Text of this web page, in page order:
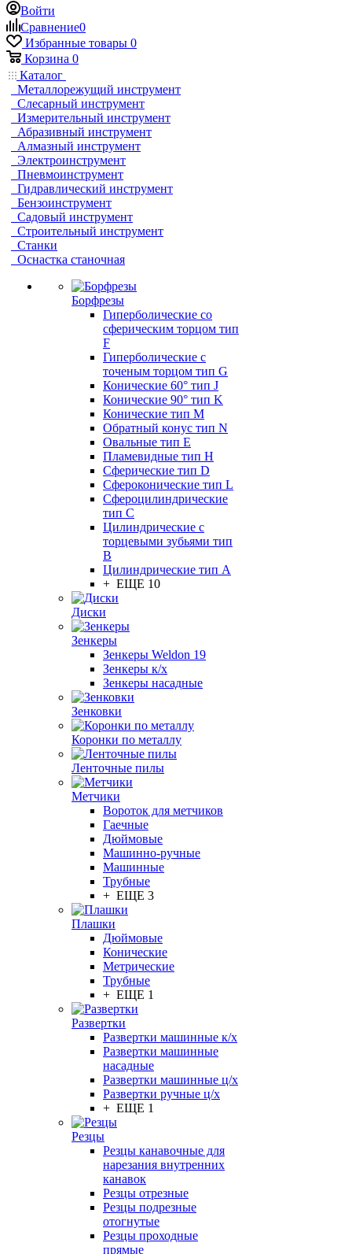
Войти
Сравнение0
Избранные товары 0
Корзина 0
Каталог
Металлорежущий инструмент
Слесарный инструмент
Измерительный инструмент
Абразивный инструмент
Алмазный инструмент
Электроинструмент
Пневмоинструмент
Гидравлический инструмент
Бензоинструмент
Садовый инструмент
Строительный инструмент
Станки
Оснастка станочная
Борфрезы
Гиперболические cо
сферическим торцом тип
F
Гиперболические с
точеным торцом тип G
Конические 60° тип J
Конические 90° тип K
Конические тип M
Обратный конус тип N
Овальные тип E
Пламевидные тип H
Сферические тип D
Сфероконические тип L
Сфероцилиндрические
тип C
Цилиндрические с
торцевыми зубьями тип
B
Цилиндрические тип А
+ ЕЩЕ 10
Диски
Зенкеры
Зенкеры Weldon 19
Зенкеры к/х
Зенкеры насадные
Зенковки
Коронки по металлу
Ленточные пилы
Метчики
Вороток для метчиков
Гаечные
Дюймовые
Машинно-ручные
Машинные
Трубные
+ ЕЩЕ 3
Плашки
Дюймовые
Конические
Метрические
Трубные
+ ЕЩЕ 1
Развертки
Развертки машинные к/х
Развертки машинные
насадные
Развертки машинные ц/х
Развертки ручные ц/х
+ ЕЩЕ 1
Резцы
Резцы канавочные для
нарезания внутренних
канавок
Резцы отрезные
Резцы подрезные
отогнутые
Резцы проходные
прямые